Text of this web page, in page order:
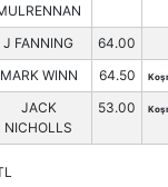
J FANNING 64.00
MARK WINN 64.50
JACK
NICHOLLS
53.00